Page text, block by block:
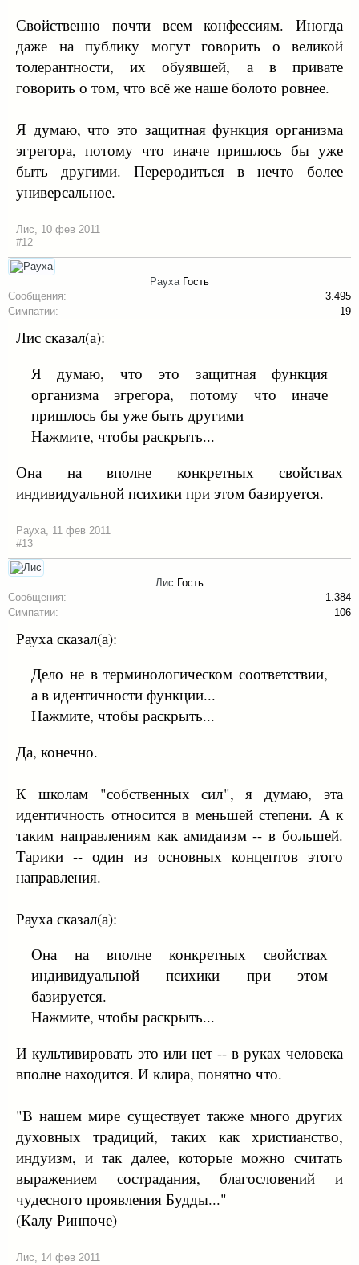
Свойственно почти всем конфессиям. Иногда
даже на публику могут говорить о великой
толерантности, их обуявшей, а в привате
говорить о том, что всё же наше болото ровнее.
Я думаю, что это защитная функция организма
эгрегора, потому что иначе пришлось бы уже
быть другими. Переродиться в нечто более
универсальное.
Лис, 10 фев 2011
#12
Рауха Гость
Сообщения:
3.495
Симпатии:
19
Лис сказал(а):
Я думаю, что это защитная функция
организма эгрегора, потому что иначе
пришлось бы уже быть другими
Нажмите, чтобы раскрыть...
Она на вполне конкретных свойствах
индивидуальной психики при этом базируется.
Рауха 11 фев 2011
#13
Лис Гость
Сообщения:
1.384
Симпатии:
106
Рауха сказал(а):
Дело не в терминологическом соответствии,
а в идентичности функции...
Нажмите, чтобы раскрыть...
Да, конечно.
К школам "собственных сил", я думаю, эта
идентичность относится в меньшей степени. А к
таким направлениям как амидаизм -- в большей.
Тарики -- один из основных концептов этого
направления.
Рауха сказал(а):
Она на вполне конкретных свойствах
индивидуальной психики при этом
базируется.
Нажмите, чтобы раскрыть...
И культивировать это или нет -- в руках человека
вполне находится. И клира, понятно что.
"В нашем мире существует также много других
духовных традиций, таких как христианство,
индуизм, и так далее, которые можно считать
выражением сострадания, благословений и
чудесного проявления Будды..."
(Калу Ринпоче)
Лис, 14 фев 2011